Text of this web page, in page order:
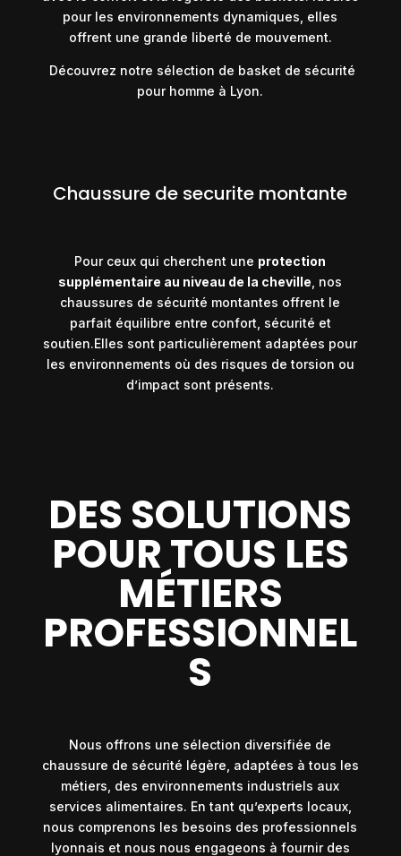
pour les environnements dynamiques, elles
offrent une grande liberté de mouvement.
Découvrez notre sélection de basket de sécurité
pour homme à Lyon.
Chaussure de securite montante
Pour ceux qui cherchent une protection
supplémentaire au niveau de la cheville , nos
chaussures de sécurité montantes offrent le
parfait équilibre entre confort, sécurité et
soutien.Elles sont particulièrement adaptées pour
les environnements où des risques de torsion ou
d’impact sont présents.
DES SOLUTIONS
POUR TOUS LES
MÉTIERS
PROFESSIONNEL
S
Nous offrons une sélection diversifiée de
chaussure de sécurité légère, adaptées à tous les
métiers, des environnements industriels aux
services alimentaires. En tant qu’experts locaux,
nous comprenons les besoins des professionnels
lyonnais et nous nous engageons à fournir des